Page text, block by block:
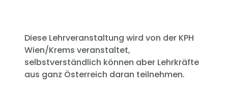
Diese Lehrveranstaltung wird von der KPH
Wien/Krems veranstaltet,
selbstverständlich können aber Lehrkräfte
aus ganz Österreich daran teilnehmen.